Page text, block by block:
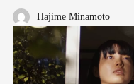
Hajime Minamoto